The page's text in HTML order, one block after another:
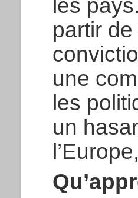
les
partir
une
les
un